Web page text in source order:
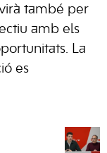
també per
amb els
La
es